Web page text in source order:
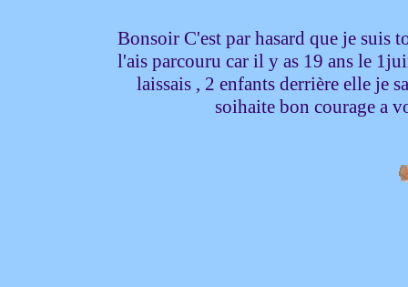
Bonsoir C'est par hasard que je suis
l'ais parcouru car il y as 19 ans le
laissais , 2 enfants derrière elle je
soihaite bon courage a